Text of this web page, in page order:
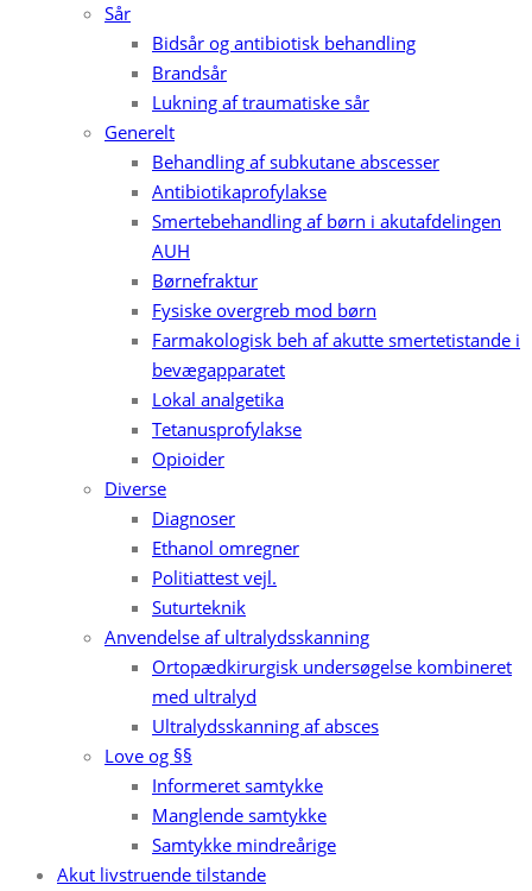
Sår
Bidsår og antibiotisk behandling
Brandsår
Lukning af traumatiske sår
Generelt
Behandling af subkutane abscesser
Antibiotikaprofylakse
Smertebehandling af børn i akutafdelingen
AUH
Børnefraktur
Fysiske overgreb mod børn
Farmakologisk beh af akutte smertetistande i
bevægapparatet
Lokal analgetika
Tetanusprofylakse
Opioider
Diverse
Diagnoser
Ethanol omregner
Politiattest vejl.
Suturteknik
Anvendelse af ultralydsskanning
Ortopædkirurgisk undersøgelse kombineret
med ultralyd
Ultralydsskanning af absces
Love og §§
Informeret samtykke
Manglende samtykke
Samtykke mindreårige
Akut livstruende tilstande